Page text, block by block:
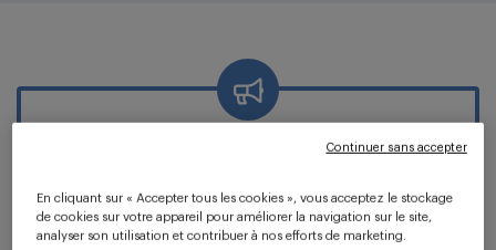
En cliquant sur « Accepter tous les cookies », vous acceptez le stockage
de cookies sur votre appareil pour améliorer la navigation sur le site,
analyser son utilisation et contribuer à nos efforts de marketing.
Continuer sans accepter